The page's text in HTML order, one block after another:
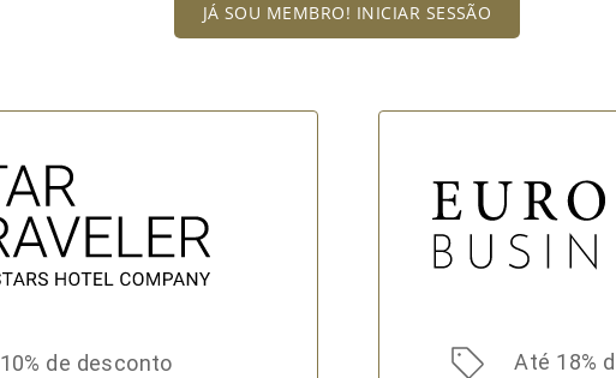
JÁ SOU MEMBRO! INICIAR SESSÃO
10% de desconto Até 18%